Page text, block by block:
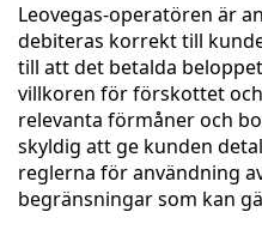
Leovegas-operatören är
debiteras korrekt till
till att det betalda
villkoren för förskottet
relevanta förmåner och
skyldig att ge kunden
reglerna för användning
begränsningar som kan